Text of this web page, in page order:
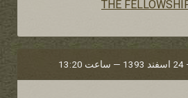
THE
24 اسفند 1393 — ساعت 13:20